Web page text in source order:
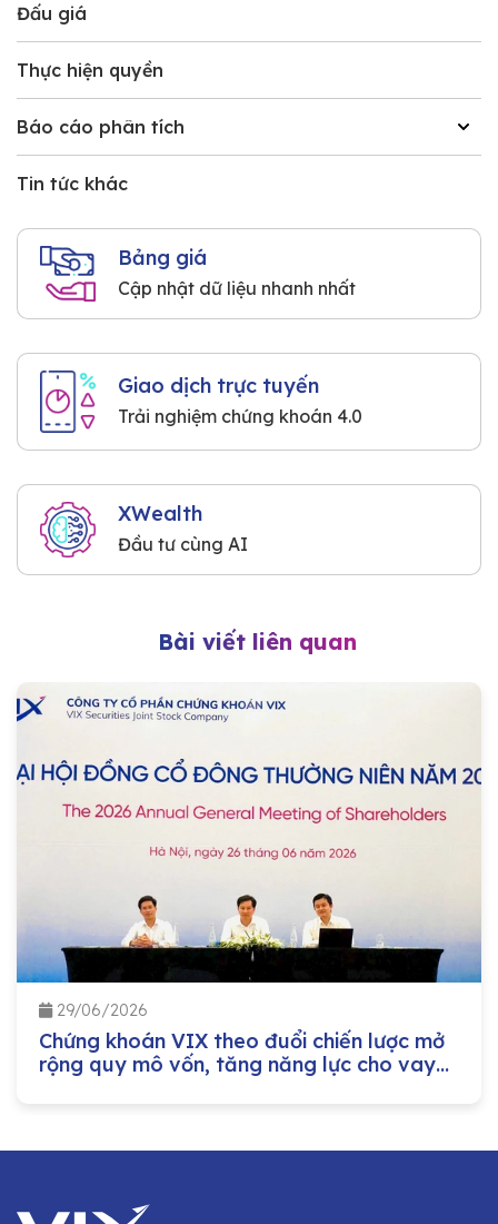
Đấu giá
Thực hiện quyền
Báo cáo phân tích
Tin tức khác
Bảng giá
Cập nhật dữ liệu nhanh nhất
Giao dịch trực tuyến
Trải nghiệm chứng khoán 4.0
XWealth
Đầu tư cùng AI
Bài viết liên quan
29/06/2026
Chứng khoán VIX theo đuổi chiến lược mở
rộng quy mô vốn, tăng năng lực cho vay